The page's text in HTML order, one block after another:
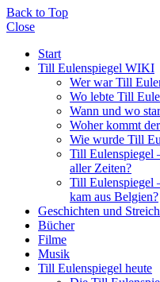
Back to Top
Close
Start
Till Eulenspiegel WIKI
Wer war Till
Wo lebte Till
Wann und wo
Woher kommt
Wie wurde Till
Till Eulenspiegel
aller Zeiten?
Till Eulenspiegel
kam aus Belgien?
Geschichten und
Bücher
Filme
Musik
Till Eulenspiegel heute